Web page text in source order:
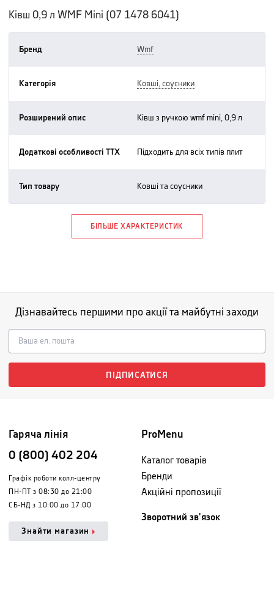
Ківш 0,9 л WMF Mini (07 1478 6041)
Бренд wmf
Категорія ковші, соусники
Розширений опис ківш з ручкою wmf mini, 0,9 л
Додаткові особливості ТТХ підходить для всіх типів плит
Тип товару ковші та соусники
БІЛЬШЕ ХАРАКТЕРИСТИК
Дізнавайтесь першими про акції та майбутні заходи
ПІДПИСАТИСЯ
Гаряча лінія
0 (800) 402 204
Графік роботи колл-центру
ПН-ПТ з 08:30 до 21:00
СБ-НД з 10:00 до 17:00
Знайти магазин
ProMenu
Каталог товарів
Бренди
Акційні пропозиції
Зворотний зв'язок